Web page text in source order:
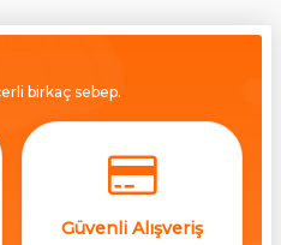
birkaç sebep.
Güvenli Alışveriş